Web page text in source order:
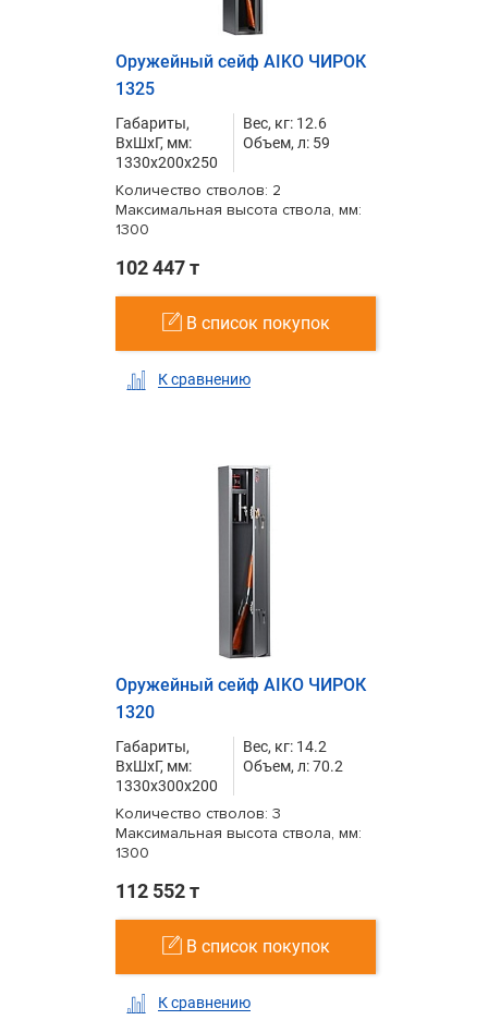
Оружейный сейф AIKO ЧИРОК
1325
Габариты,
ВxШxГ, мм:
1330x200x250
Вес, кг: 12.6
Объем, л: 59
Количество стволов: 2
Максимальная высота ствола, мм:
1300
102 447 т
В список покупок
К сравнению
Оружейный сейф AIKO ЧИРОК
1320
Габариты,
ВxШxГ, мм:
1330x300x200
Вес, кг: 14.2
Объем, л: 70.2
Количество стволов: 3
Максимальная высота ствола, мм:
1300
112 552 т
В список покупок
К сравнению